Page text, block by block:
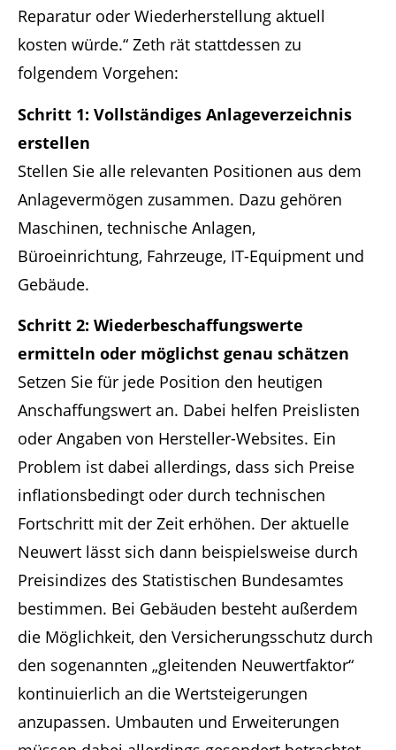
Reparatur oder Wiederherstellung aktuell
kosten würde.“ Zeth rät stattdessen zu
folgendem Vorgehen:
Schritt 1: Vollständiges Anlageverzeichnis
erstellen
Stellen Sie alle relevanten Positionen aus dem
Anlagevermögen zusammen. Dazu gehören
Maschinen, technische Anlagen,
Büroeinrichtung, Fahrzeuge, IT-Equipment und
Gebäude.
Schritt 2: Wiederbeschaffungswerte
ermitteln oder möglichst genau schätzen
Setzen Sie für jede Position den heutigen
Anschaffungswert an. Dabei helfen Preislisten
oder Angaben von Hersteller-Websites. Ein
Problem ist dabei allerdings, dass sich Preise
inflationsbedingt oder durch technischen
Fortschritt mit der Zeit erhöhen. Der aktuelle
Neuwert lässt sich dann beispielsweise durch
Preisindizes des Statistischen Bundesamtes
bestimmen. Bei Gebäuden besteht außerdem
die Möglichkeit, den Versicherungsschutz durch
den sogenannten „gleitenden Neuwertfaktor“
kontinuierlich an die Wertsteigerungen
anzupassen. Umbauten und Erweiterungen